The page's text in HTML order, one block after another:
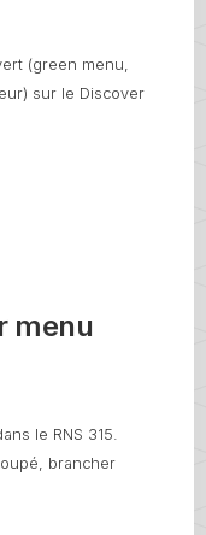
(green menu,
sur le Discover
menu
le RNS 315.
brancher